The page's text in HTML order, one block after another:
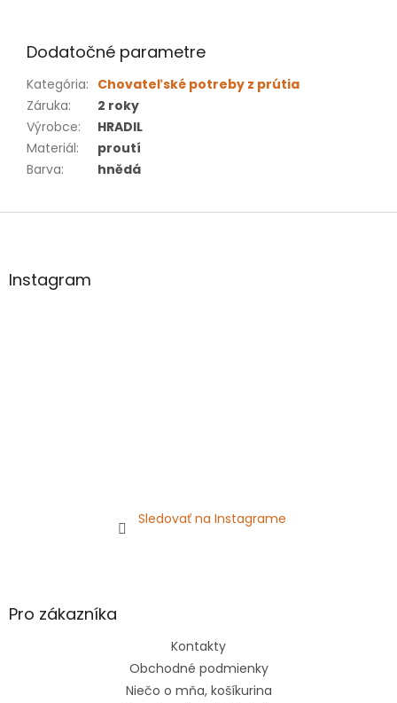
Dodatočné parametre
Kategória: Chovateľské potreby z prútia
Záruka:
2 roky
Výrobce:
HRADIL
Materiál:
proutí
Barva: hnědá
Z
äInstagram
Sledovať na Instagrame
Pro zákazníka
Kontakty
Obchodné podmienky
Niečo o mňa, košíkurina